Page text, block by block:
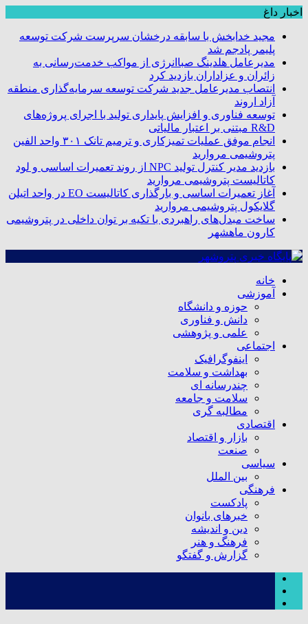
اخبار داغ
مجید خدابخش با سابقه درخشان سرپرست شرکت توسعه
پلیمر پادجم شد
مدیرعامل هلدینگ صباانرژی از مواکب خدمت‌رسانی به
زائران و عزاداران بازدید کرد
انتصاب مدیرعامل جدید شرکت توسعه سرمایه‌گذاری منطقه
آزاد اروند
توسعه فناوری و افزایش پایداری تولید با اجرای پروژه‌های
R&D مبتنی بر اعتبار مالیاتی
انجام موفق عملیات تمیزکاری و ترمیم تانک ۳۰۱ واحد الفین
پتروشیمی مروارید
بازدید مدیر کنترل تولید NPC از روند تعمیرات اساسی و لود
کاتالیست پتروشیمی مروارید
آغاز تعمیرات اساسی و بارگذاری کاتالیست EO در واحد اتیلن
گلایکول پتروشیمی مروارید
ساخت مبدل‌های راهبردی با تکیه بر توان داخلی در پتروشیمی
کارون ماهشهر
خانه
آموزشی
حوزه و دانشگاه
دانش و فناوری
علمی و پژوهشی
اجتماعی
اینفوگرافیک
بهداشت و سلامت
چندرسانه ای
سلامت و جامعه
مطالبه گری
اقتصادی
بازار و اقتصاد
صنعت
سیاسی
بین الملل
فرهنگی
پادکست
خبرهای بانوان
دین و اندیشه
فرهنگ و هنر
گزارش و گفتگو